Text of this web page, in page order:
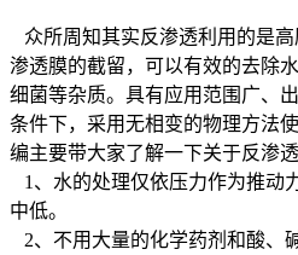
众所周知其实反渗透利用的是
渗透膜的截留，可以有效的去除
细菌等杂质。具有应用范围广、
条件下，采用无相变的物理方法
编主要带大家了解一下关于反渗
1、水的处理仅依压力作为推动
中低。
2、不用大量的化学药剂和酸、